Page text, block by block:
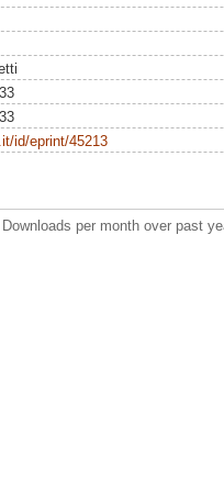
id/eprint/45213
Downloads per month over past